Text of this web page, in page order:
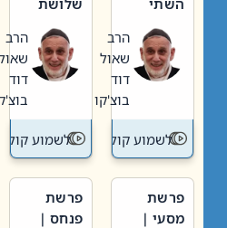
וערב של
חיינו
הרב
שאול
דוד
בוצ'קו
לשמוע קול תורה – מדרש
האבות
הרב
שאול
דוד
בוצ'קו
לשמוע קול
פרשת
מסעי |
פרשת
פנחס |